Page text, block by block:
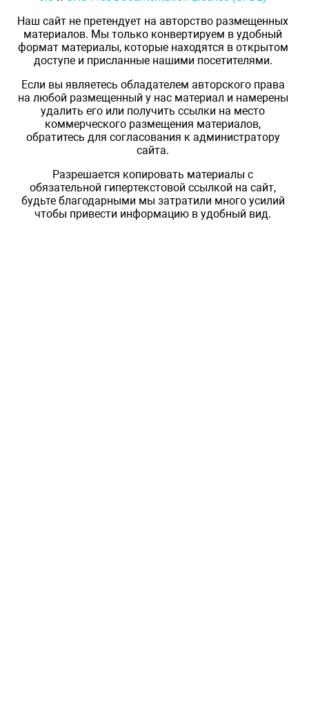
Наш сайт не претендует на авторство размещенных
материалов. Мы только конвертируем в удобный
формат материалы, которые находятся в открытом
доступе и присланные нашими посетителями.
Если вы являетесь обладателем авторского права
на любой размещенный у нас материал и намерены
удалить его или получить ссылки на место
коммерческого размещения материалов,
обратитесь для согласования к администратору
сайта.
Разрешается копировать материалы с
обязательной гипертекстовой ссылкой на сайт,
будьте благодарными мы затратили много усилий
чтобы привести информацию в удобный вид.